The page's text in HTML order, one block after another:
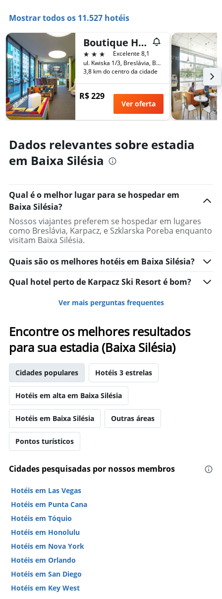
Mostrar todos os 11.527 hotéis
Boutique Hotel's Kwiska - Legnicka
3 estrelasExcelente 8,1
ul. Kwiska 1/3, Breslávia, Baixa Silésia, Polônia
3,8 km do centro da cidade
R$ 229
Ver oferta
Dados relevantes sobre estadia
em Baixa Silésia
Qual é o melhor lugar para se hospedar em
Baixa Silésia?
Nossos viajantes preferem se hospedar em lugares
como Breslávia, Karpacz, e Szklarska Poreba enquanto
visitam Baixa Silésia.
Quais são os melhores hotéis em Baixa Silésia?
Qual hotel perto de Karpacz Ski Resort é bom?
Ver mais perguntas frequentes
Encontre os melhores resultados
para sua estadia (Baixa Silésia)
Cidades populares Hotéis 3 estrelas
Hotéis em alta em Baixa Silésia
Hotéis em Baixa Silésia Outras áreas
Pontos turísticos
Cidades pesquisadas por nossos membros
Hotéis em Las Vegas
Hotéis em Punta Cana
Hotéis em Tóquio
Hotéis em Honolulu
Hotéis em Nova York
Hotéis em Orlando
Hotéis em San Diego
Hotéis em Key West